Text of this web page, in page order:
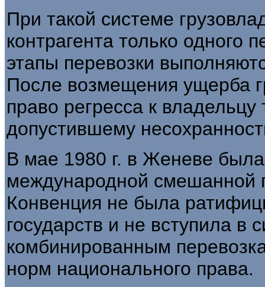
При такой системе
контрагента только одного
этапы перевозки
После возмещения ущерба
право регресса к
допустившему
В мае 1980 г. в Женеве
международной смешанной
Конвенция не была
государств и не вступила в
комбинированным
норм национального права.